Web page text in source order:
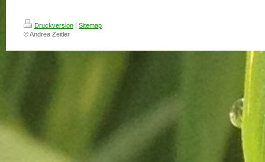
Druckversion | Sitemap
© Andrea Zeitler